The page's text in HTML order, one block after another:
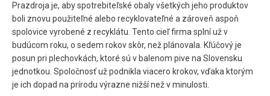
Prazdroja je, aby spotrebiteľské obaly všetkých jeho produktov
boli znovu použiteľné alebo recyklovateľné a zároveň aspoň
spolovice vyrobené z recyklátu. Tento cieľ firma splní už v
budúcom roku, o sedem rokov skôr, než plánovala. Kľúčový je
posun pri plechovkách, ktoré sú v balenom pive na Slovensku
jednotkou. Spoločnosť už podnikla viacero krokov, vďaka ktorým
je ich dopad na prírodu výrazne nižší než v minulosti.